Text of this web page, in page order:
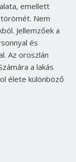
emellett
Nem
Jellemzőek a
és
Az oroszlán
a lakás
élete különböző